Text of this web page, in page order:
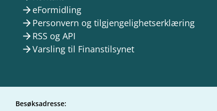
arrow_forward eFormidling
arrow_forward Personvern og tilgjengelighetserklæring
arrow_forward RSS og API
arrow_forwardVarsling til Finanstilsynet
Besøksadresse: